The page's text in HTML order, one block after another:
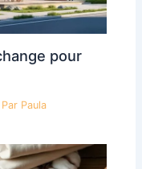
pour
Paula